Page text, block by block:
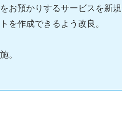
お預かりするサービスを新規
を作成できるよう改良。
。